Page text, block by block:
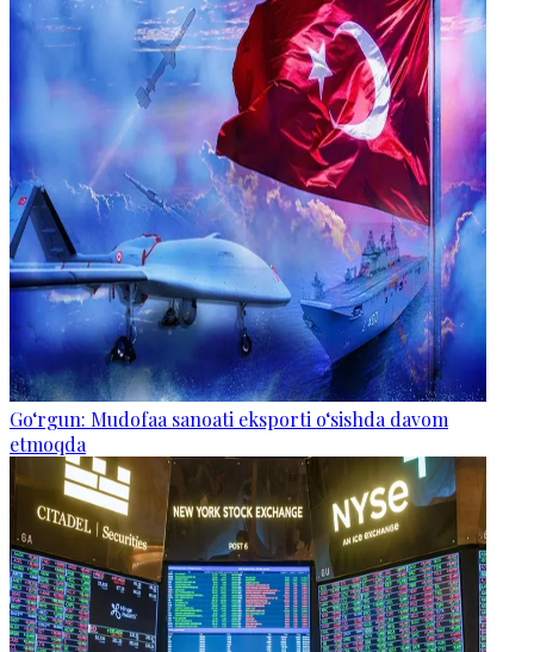
Go‘rgun: Mudofaa sanoati eksporti o‘sishda davom
etmoqda